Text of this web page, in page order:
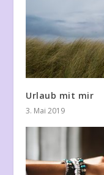
Urlaub mit mir
3. Mai 2019